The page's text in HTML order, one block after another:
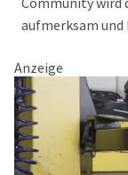
aufmerksam
Anzeige